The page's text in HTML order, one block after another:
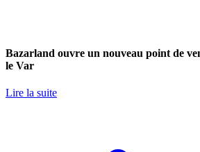
Bazarland ouvre un nouveau point de
le Var
Lire la suite